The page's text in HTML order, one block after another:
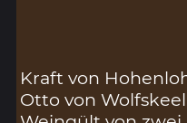
Kraft von
Otto von